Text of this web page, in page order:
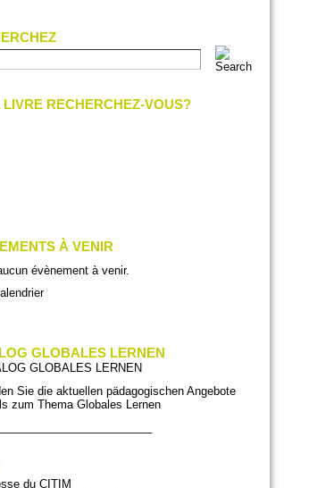
LIVRE RECHERCHEZ-VOUS?
À VENIR
aucun évènement à venir.
GLOBALES LERNEN
Sie die aktuellen pädagogischen Angebote
zum Thema Globales Lernen